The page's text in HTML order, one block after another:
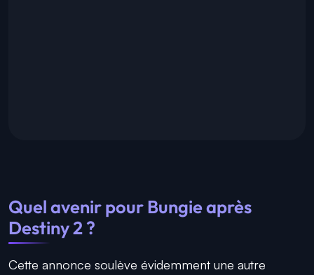
Quel avenir pour Bungie après
Destiny 2 ?
Cette annonce soulève évidemment une autre